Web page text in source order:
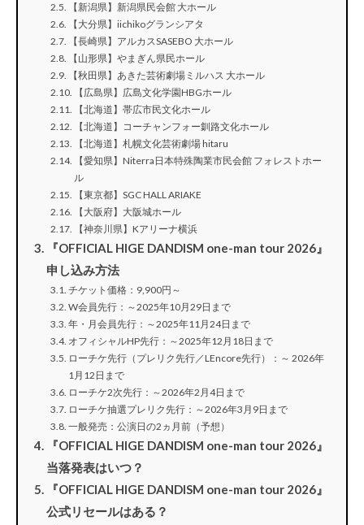
【新潟県】新潟県民会館 大ホール
【大分県】iichikoグランシアタ
【長崎県】アルカスSASEBO 大ホール
【山形県】やまぎん県民ホール
【秋田県】あきた芸術劇場ミルハス 大ホール
【広島県】広島文化学園HBGホール
【北海道】帯広市民文化ホール
【北海道】コーチャンフォー釧路文化ホール
【北海道】札幌文化芸術劇場 hitaru
【愛知県】Niterra日本特殊陶業市民会館 フォレストホー
ル
【東京都】SGC HALL ARIAKE
【大阪府】大阪城ホール
【神奈川県】Kアリーナ横浜
『OFFICIAL HIGE DANDISM one-man tour 2026』
申し込み方法
チケット価格：9,900円～
W会員先行：～2025年10月29日まで
年・月会員先行：～2025年11月24日まで
オフィシャルHP先行：～2025年12月18日まで
ローチケ先行（プレリク先行／LEncore先行）：～ 2026年
1月12日まで
ローチケ2次先行：～2026年2月4日まで
ローチケ抽選プレリク先行：～2026年3月9日まで
一般発売：公演日の2ヵ月前（予想）
『OFFICIAL HIGE DANDISM one-man tour 2026』
当落発表はいつ？
『OFFICIAL HIGE DANDISM one-man tour 2026』
公式リセールはある？